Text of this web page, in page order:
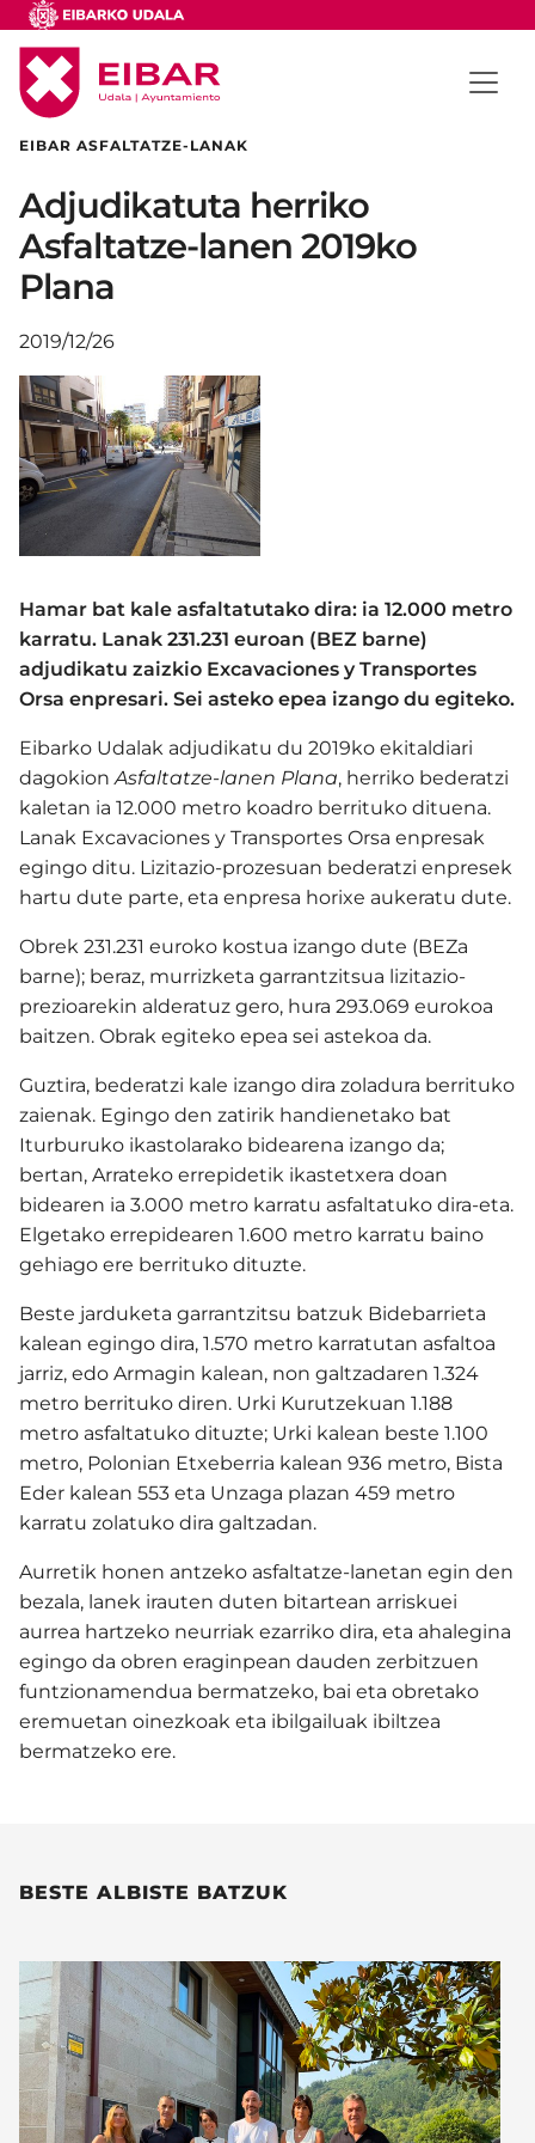
EIBAR ASFALTATZE-LANAK
Adjudikatuta herriko
Asfaltatze-lanen 2019ko
Plana
2019/12/26
Hamar bat kale asfaltatutako dira: ia 12.000 metro
karratu. Lanak 231.231 euroan (BEZ barne)
adjudikatu zaizkio Excavaciones y Transportes
Orsa enpresari. Sei asteko epea izango du egiteko.
Eibarko Udalak adjudikatu du 2019ko ekitaldiari
dagokion Asfaltatze-lanen Plana, herriko bederatzi
kaletan ia 12.000 metro koadro berrituko dituena.
Lanak Excavaciones y Transportes Orsa enpresak
egingo ditu. Lizitazio-prozesuan bederatzi enpresek
hartu dute parte, eta enpresa horixe aukeratu dute.
Obrek 231.231 euroko kostua izango dute (BEZa
barne); beraz, murrizketa garrantzitsua lizitazio-
prezioarekin alderatuz gero, hura 293.069 eurokoa
baitzen. Obrak egiteko epea sei astekoa da.
Guztira, bederatzi kale izango dira zoladura berrituko
zaienak. Egingo den zatirik handienetako bat
Iturburuko ikastolarako bidearena izango da;
bertan, Arrateko errepidetik ikastetxera doan
bidearen ia 3.000 metro karratu asfaltatuko dira-eta.
Elgetako errepidearen 1.600 metro karratu baino
gehiago ere berrituko dituzte.
Beste jarduketa garrantzitsu batzuk Bidebarrieta
kalean egingo dira, 1.570 metro karratutan asfaltoa
jarriz, edo Armagin kalean, non galtzadaren 1.324
metro berrituko diren. Urki Kurutzekuan 1.188
metro asfaltatuko dituzte; Urki kalean beste 1.100
metro, Polonian Etxeberria kalean 936 metro, Bista
Eder kalean 553 eta Unzaga plazan 459 metro
karratu zolatuko dira galtzadan.
Aurretik honen antzeko asfaltatze-lanetan egin den
bezala, lanek irauten duten bitartean arriskuei
aurrea hartzeko neurriak ezarriko dira, eta ahalegina
egingo da obren eraginpean dauden zerbitzuen
funtzionamendua bermatzeko, bai eta obretako
eremuetan oinezkoak eta ibilgailuak ibiltzea
bermatzeko ere.
BESTE ALBISTE BATZUK